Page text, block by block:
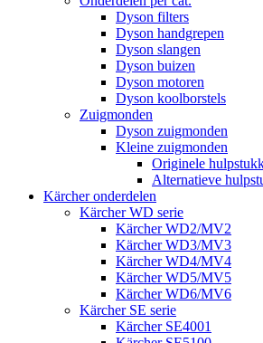
Dyson filters
Dyson handgrepen
Dyson slangen
Dyson buizen
Dyson motoren
Dyson koolborstels
Zuigmonden
Dyson zuigmonden
Kleine zuigmonden
Originele
Alternatieve
Kärcher onderdelen
Kärcher WD serie
Kärcher WD2/MV2
Kärcher WD3/MV3
Kärcher WD4/MV4
Kärcher WD5/MV5
Kärcher WD6/MV6
Kärcher SE serie
Kärcher SE4001